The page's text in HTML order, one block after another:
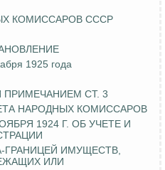
КОМИССАРОВ СССР
1925 года
СТ. 3
НАРОДНЫХ КОМИССАРОВ
1924 Г. ОБ УЧЕТЕ И
ГРАНИЦЕЙ ИМУЩЕСТВ,
ИЛИ